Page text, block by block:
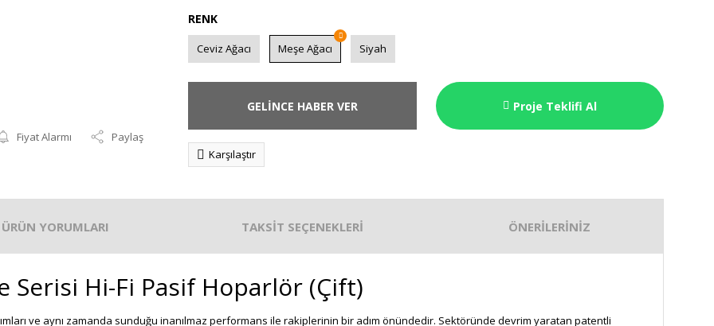
Fiyat Alarmı Paylaş
RENK
Ceviz Ağacı Meşe Ağacı Siyah
GELİNCE HABER VER Proje Teklifi Al
Karşılaştır
ÜRÜN YORUMLARI TAKSİT SEÇENEKLERİ ÖNERİLERİNİZ
Serisi Hi-Fi Pasif Hoparlör (Çift)
ve aynı zamanda sunduğu inanılmaz performans ile rakiplerinin bir adım önündedir. Sektöründe devrim yaratan patentli